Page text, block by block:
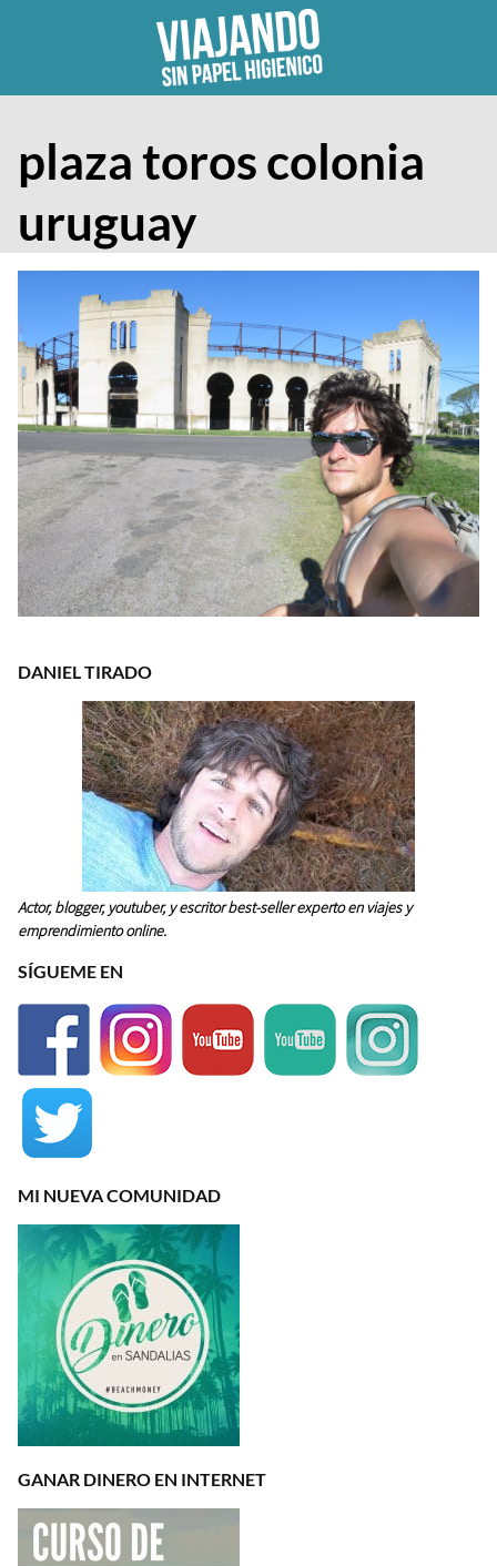
plaza toros colonia
uruguay
DANIEL TIRADO
Actor, blogger, youtuber, y escritor best-seller experto en viajes y
emprendimiento online.
SÍGUEME EN
MI NUEVA COMUNIDAD
GANAR DINERO EN INTERNET